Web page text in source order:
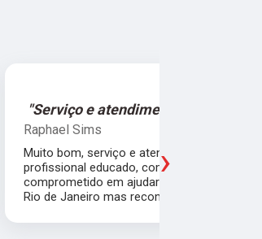
de primeira."
atendimento de primeira,
competente e
o próximo. Moro no
recomendo muito.
›